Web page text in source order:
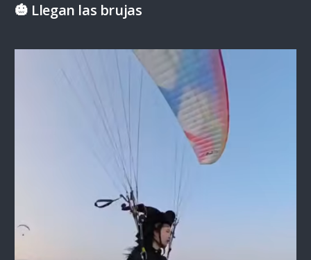
🎃 Llegan las brujas